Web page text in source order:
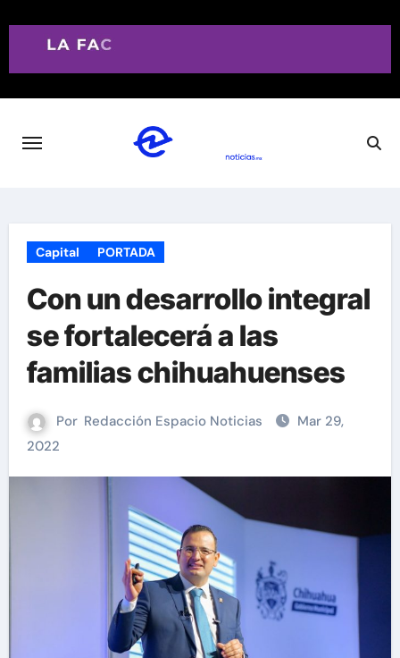
Capital PORTADA
Con un desarrollo integral
se fortalecerá a las
familias chihuahuenses
Por Redacción Espacio Noticias
Mar 29,
2022